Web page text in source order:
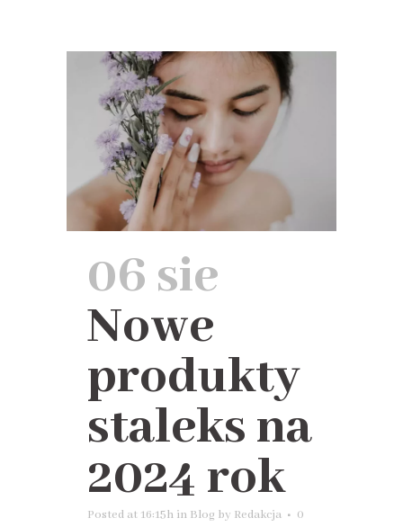
06 sie
Nowe
produkty
staleks na
2024 rok
Posted at 16:15h in Blog by Redakcja
0